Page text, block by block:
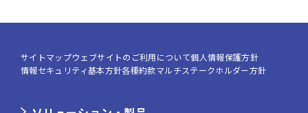
サイトマップウェブサイトのご利用について個人情報保護方針
情報セキュリティ基本方針各種約款マルチステークホルダー方針